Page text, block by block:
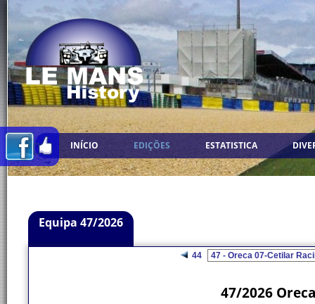
INÍCIO EDIÇÕES ESTATISTICA
Equipa 47/2026
44
47/2026